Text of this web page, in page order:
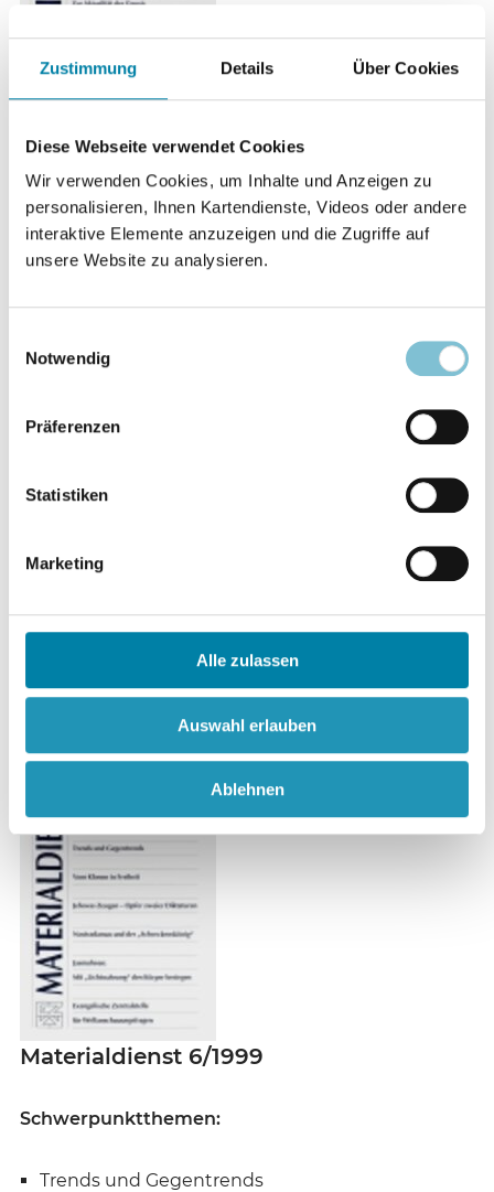
Zustimmung Details Über Cookies
Diese Webseite verwendet Cookies
Wir verwenden Cookies, um Inhalte und Anzeigen zu
personalisieren, Ihnen Kartendienste, Videos oder andere
interaktive Elemente anzuzeigen und die Zugriffe auf
unsere Website zu analysieren.
Notwendig
Präferenzen
Statistiken
Marketing
Alle zulassen
Auswahl erlauben
Ablehnen
Materialdienst 7/1999
Schwerpunktthemen:
Neuere Rechtsprechung zu Glaubens- und
Download 16,32 MB
Materialdienst 6/1999
Schwerpunktthemen:
Trends und Gegentrends